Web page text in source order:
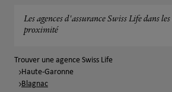
Les agences d'assurance Swiss Life dans
proximité
Trouver une agence Swiss Life
Haute-Garonne
Blagnac